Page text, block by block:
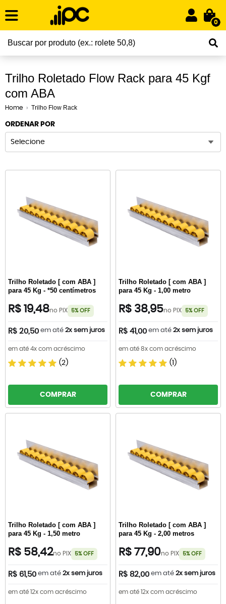
0
Trilho Roletado Flow Rack para 45 Kgf
com ABA
Home Trilho Flow Rack
ORDENAR POR
Selecione
Trilho Roletado [ com ABA ]
para 45 Kg - *50 centímetros
R$ 19,48no PIX 5% OFF
R$ 20,50 em até 2x sem juros
em até 4x com acréscimo
(2)
COMPRAR
Trilho Roletado [ com ABA ]
para 45 Kg - 1,00 metro
R$ 38,95no PIX 5% OFF
R$ 41,00 em até 2x sem juros
em até 8x com acréscimo
(1)
COMPRAR
Trilho Roletado [ com ABA ]
para 45 Kg - 1,50 metro
R$ 58,42no PIX 5% OFF
R$ 61,50 em até 2x sem juros
em até 12x com acréscimo
Trilho Roletado [ com ABA ]
para 45 Kg - 2,00 metros
R$ 77,90no PIX 5% OFF
R$ 82,00 em até 2x sem juros
em até 12x com acréscimo